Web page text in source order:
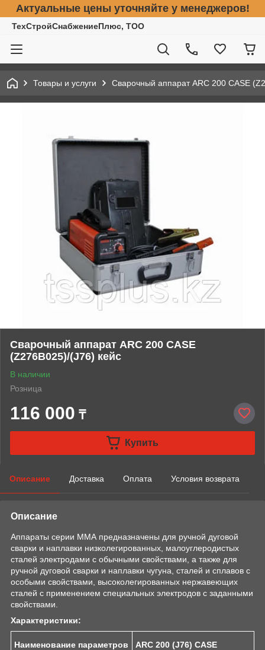
Актуальные цены уточняйте у менеджеров!
ТехСтройСнабжениеПлюс, ТОО
Товары и услуги Сварочный аппарат ARC 200 CASE
Сварочный аппарат ARC 200 CASE
(Z276B025)/(J76) кейс
В наличии
Розница
116 000 ₸
Купить
Описание Доставка Оплата Условия возврата
Описание
Аппараты серии ММА предназначены для ручной дуговой
сварки и наплавки низколегированных, малоуглеродистых
сталей электродами с обычными свойствами, а также для
ручной дуговой сварки и наплавки чугуна, сталей и сплавов с
особыми свойствами, высоколегированных нержавеющих
сталей с применением специальных электродов с заданными
свойствами.
Характеристики:
Наименование параметров ARC 200 (J76) CASE